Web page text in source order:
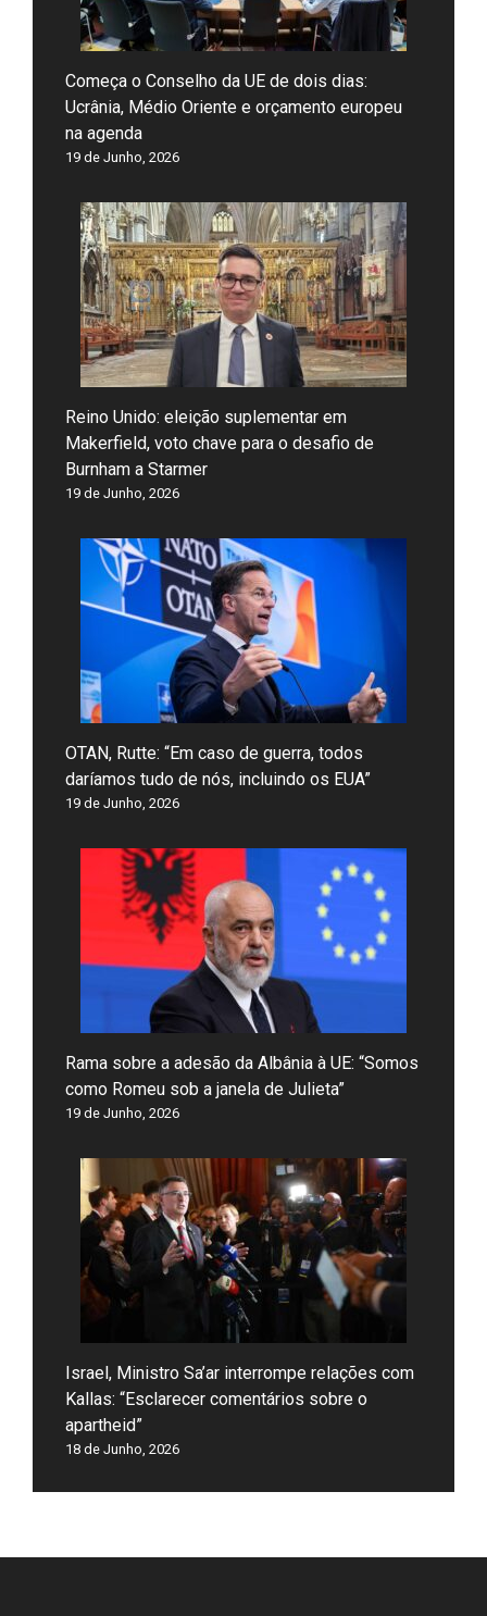
Começa o Conselho da UE de dois dias:
Ucrânia, Médio Oriente e orçamento europeu
na agenda
19 de Junho, 2026
Reino Unido: eleição suplementar em
Makerfield, voto chave para o desafio de
Burnham a Starmer
19 de Junho, 2026
OTAN, Rutte: “Em caso de guerra, todos
daríamos tudo de nós, incluindo os EUA”
19 de Junho, 2026
Rama sobre a adesão da Albânia à UE: “Somos
como Romeu sob a janela de Julieta”
19 de Junho, 2026
Israel, Ministro Sa’ar interrompe relações com
Kallas: “Esclarecer comentários sobre o
apartheid”
18 de Junho, 2026